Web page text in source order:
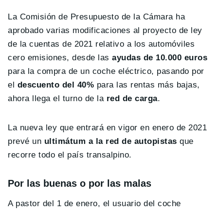
La Comisión de Presupuesto de la Cámara ha
aprobado varias modificaciones al proyecto de ley
de la cuentas de 2021 relativo a los automóviles
cero emisiones, desde lasayudas de 10.000 euros
para la compra de un coche eléctrico, pasando por
el descuento del 40% para las rentas más bajas,
ahora llega el turno de la red de carga.
La nueva ley que entrará en vigor en enero de 2021
prevé un ultimátum a la red de autopistasque
recorre todo el país transalpino.
Por las buenas o por las malas
A pastor del 1 de enero, el usuario del coche